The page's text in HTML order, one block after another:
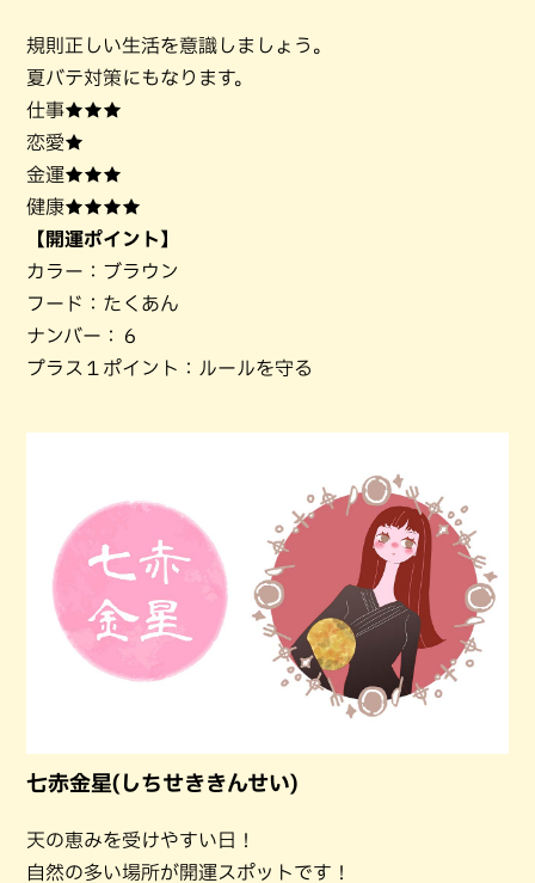
規則正しい生活を意識しましょう。
夏バテ対策にもなります。
仕事★★★
恋愛★
金運★★★
健康★★★★
【開運ポイント】
カラー：ブラウン
フード：たくあん
ナンバー：６
プラス１ポイント：ルールを守る
七赤金星(しちせききんせい)
天の恵みを受けやすい日！
自然の多い場所が開運スポットです！